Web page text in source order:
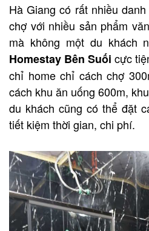
Hà Giang có rất nhiều
chợ với nhiều sản phẩm
mà không một du khách
Homestay Bên Suối cực
chỉ home chỉ cách chợ
cách khu ăn uống 600m,
du khách cũng có thể đặt
tiết kiệm thời gian, chi phí.